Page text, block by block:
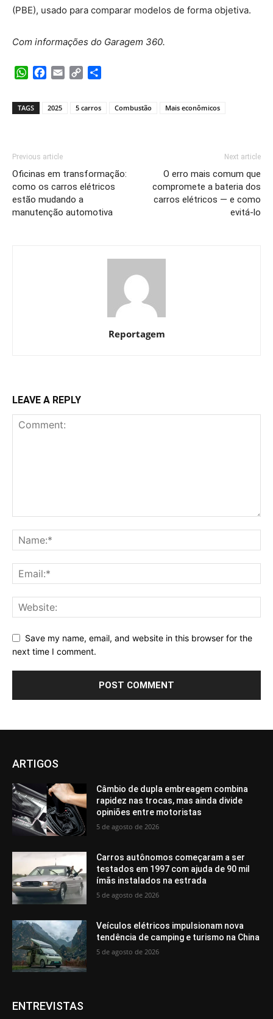
(PBE), usado para comparar modelos de forma objetiva.
Com informações do Garagem 360.
WhatsApp
Facebook
Email Copy
TAGS 2025 5 carros Combustão Mais econômicos
Previous article
Oficinas em transformação:
como os carros elétricos
estão mudando a
manutenção automotiva
Next article
O erro mais comum que
compromete a bateria dos
carros elétricos — e como
evitá-lo
Reportagem
LEAVE A REPLY
Save my name, email, and website in this browser for the
next time I comment.
ARTIGOS
Câmbio de dupla embreagem combina
rapidez nas trocas, mas ainda divide
opiniões entre motoristas
5 de agosto de 2026
Carros autônomos começaram a ser
testados em 1997 com ajuda de 90 mil
ímãs instalados na estrada
5 de agosto de 2026
Veículos elétricos impulsionam nova
tendência de camping e turismo na China
5 de agosto de 2026
ENTREVISTAS